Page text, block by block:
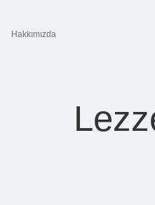
Hakkımızda